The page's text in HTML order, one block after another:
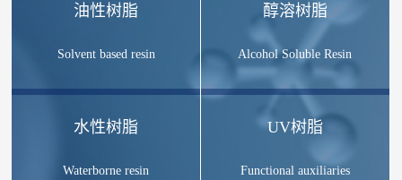
油性树脂
Solvent based resin
醇溶树脂
Alcohol Soluble Resin
水性树脂
Waterborne resin
UV树脂
Functional auxiliaries